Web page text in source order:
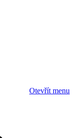
Otevřít menu